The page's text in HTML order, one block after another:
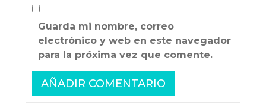
Guarda mi nombre, correo
electrónico y web en este navegador
para la próxima vez que comente.